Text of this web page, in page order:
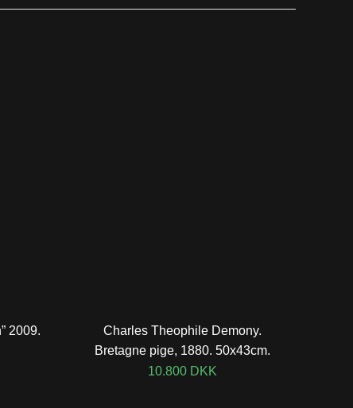
2009.
Charles Theophile Demony.
Bretagne pige, 1880. 50x43cm.
10.800 DKK